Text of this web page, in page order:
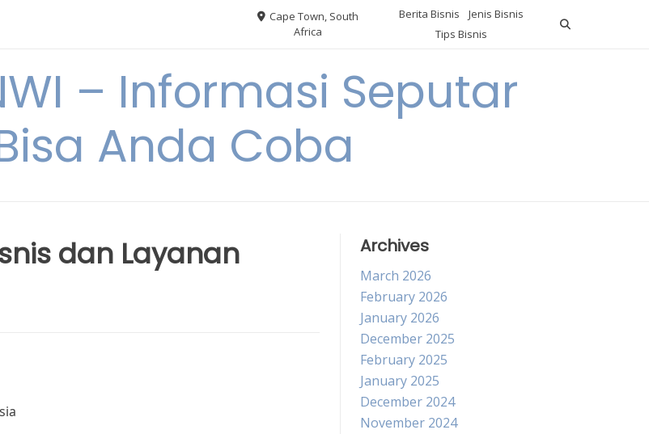
Cape Town, South
Africa
Berita Bisnis
Jenis Bisnis
Tips Bisnis
– Informasi Seputar
Anda Coba
dan Layanan
Archives
March 2026
February 2026
January 2026
December 2025
February 2025
January 2025
December 2024
November 2024